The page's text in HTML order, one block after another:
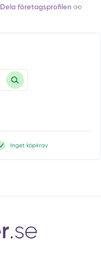
Dela företagsprofilen
Inget köpkrav